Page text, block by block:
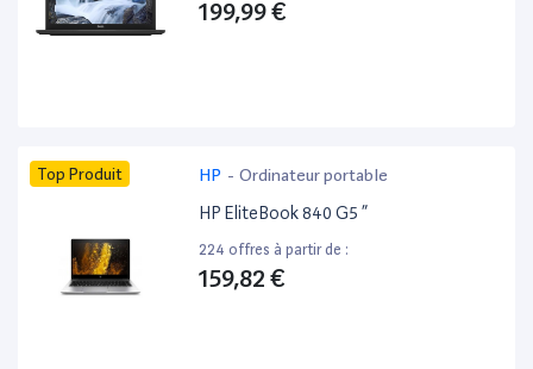
199,99 €
Top Produit HP - Ordinateur portable
HP EliteBook 840 G5 ”
224 offres à partir de :
159,82 €